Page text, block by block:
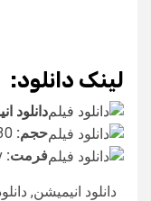
لینک دانلود:
دانلود
حجم:
فرمت: